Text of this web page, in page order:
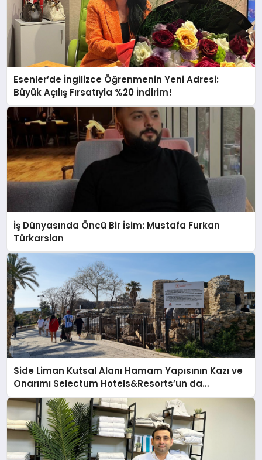
Esenler’de İngilizce Öğrenmenin Yeni Adresi:
Büyük Açılış Fırsatıyla %20 İndirim!
İş Dünyasında Öncü Bir İsim: Mustafa Furkan
Türkarslan
Side Liman Kutsal Alanı Hamam Yapısının Kazı ve
Onarımı Selectum Hotels&Resorts’un da
Katkılarıyla Tamamlandı